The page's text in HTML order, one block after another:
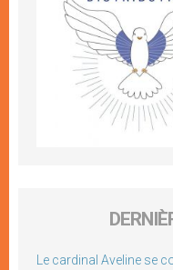
Le cardinal Aveline se